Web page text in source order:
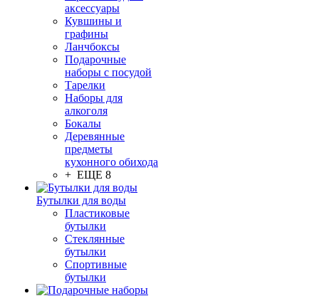
аксессуары
Кувшины и
графины
Ланчбоксы
Подарочные
наборы с посудой
Тарелки
Наборы для
алкоголя
Бокалы
Деревянные
предметы
кухонного обихода
+ ЕЩЕ 8
Бутылки для воды
Пластиковые
бутылки
Стеклянные
бутылки
Спортивные
бутылки